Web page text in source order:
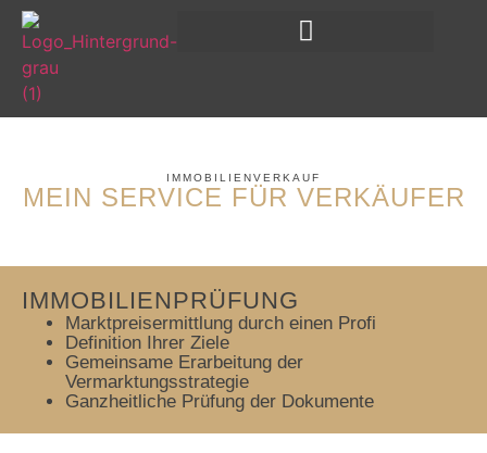
IMMOBILIENVERKAUF
MEIN SERVICE FÜR VERKÄUFER
IMMOBILIENPRÜFUNG
Marktpreisermittlung durch einen Profi
Definition Ihrer Ziele
Gemeinsame Erarbeitung der
Vermarktungsstrategie
Ganzheitliche Prüfung der Dokumente